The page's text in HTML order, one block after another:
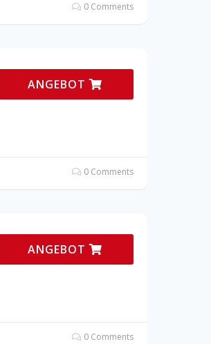
0 Comments
ANGEBOT
0 Comments
ANGEBOT
0 Comments